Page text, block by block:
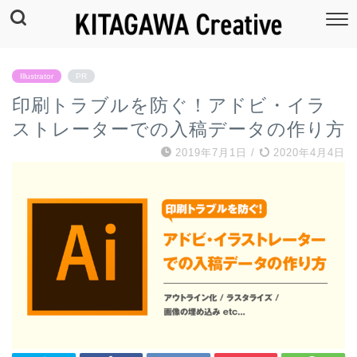
Illustrator PR
印刷トラブルを防ぐ！アドビ・イラ
ストレーターでの入稿データの作り方
2019年7月1日 / 2020年4月4日